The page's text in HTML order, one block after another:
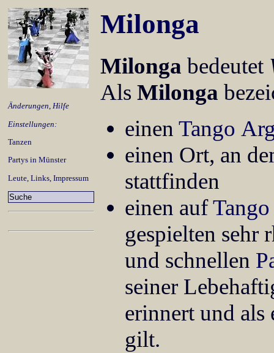
Änderungen, Hilfe
Einstellungen:
Tanzen
Partys in Münster
Leute Links Impressum
Milonga
Milonga bedeutet
Als Milonga
einen Tango
einen Ort, an
stattfinden
einen auf
gespielten sehr
und schnellen
seiner
erinnert und als
gilt.